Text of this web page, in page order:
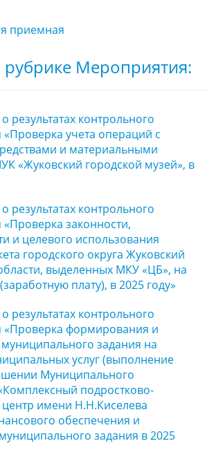
приемная
Мероприятия:
результатах контрольного
учета операций с
и материальными
«Жуковский городской музей», в
результатах контрольного
законности,
и целевого использования
городского округа Жуковский
выделенных МКУ «ЦБ», на
плату), в 2025 году»
результатах контрольного
«Проверка формирования и
задания на
услуг (выполнение
Муниципального
подростково-
имени Н.Н.Киселева
обеспечения и
задания в 2025